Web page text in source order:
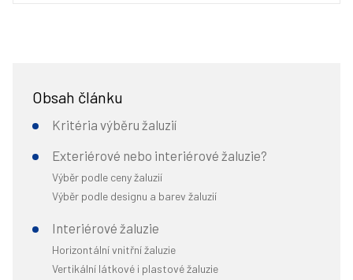
Obsah článku
Kritéria výběru žaluzií
Exteriérové nebo interiérové žaluzie?
Výběr podle ceny žaluzií
Výběr podle designu a barev žaluzií
Interiérové žaluzie
Horizontální vnitřní žaluzie
Vertikální látkové i plastové žaluzie